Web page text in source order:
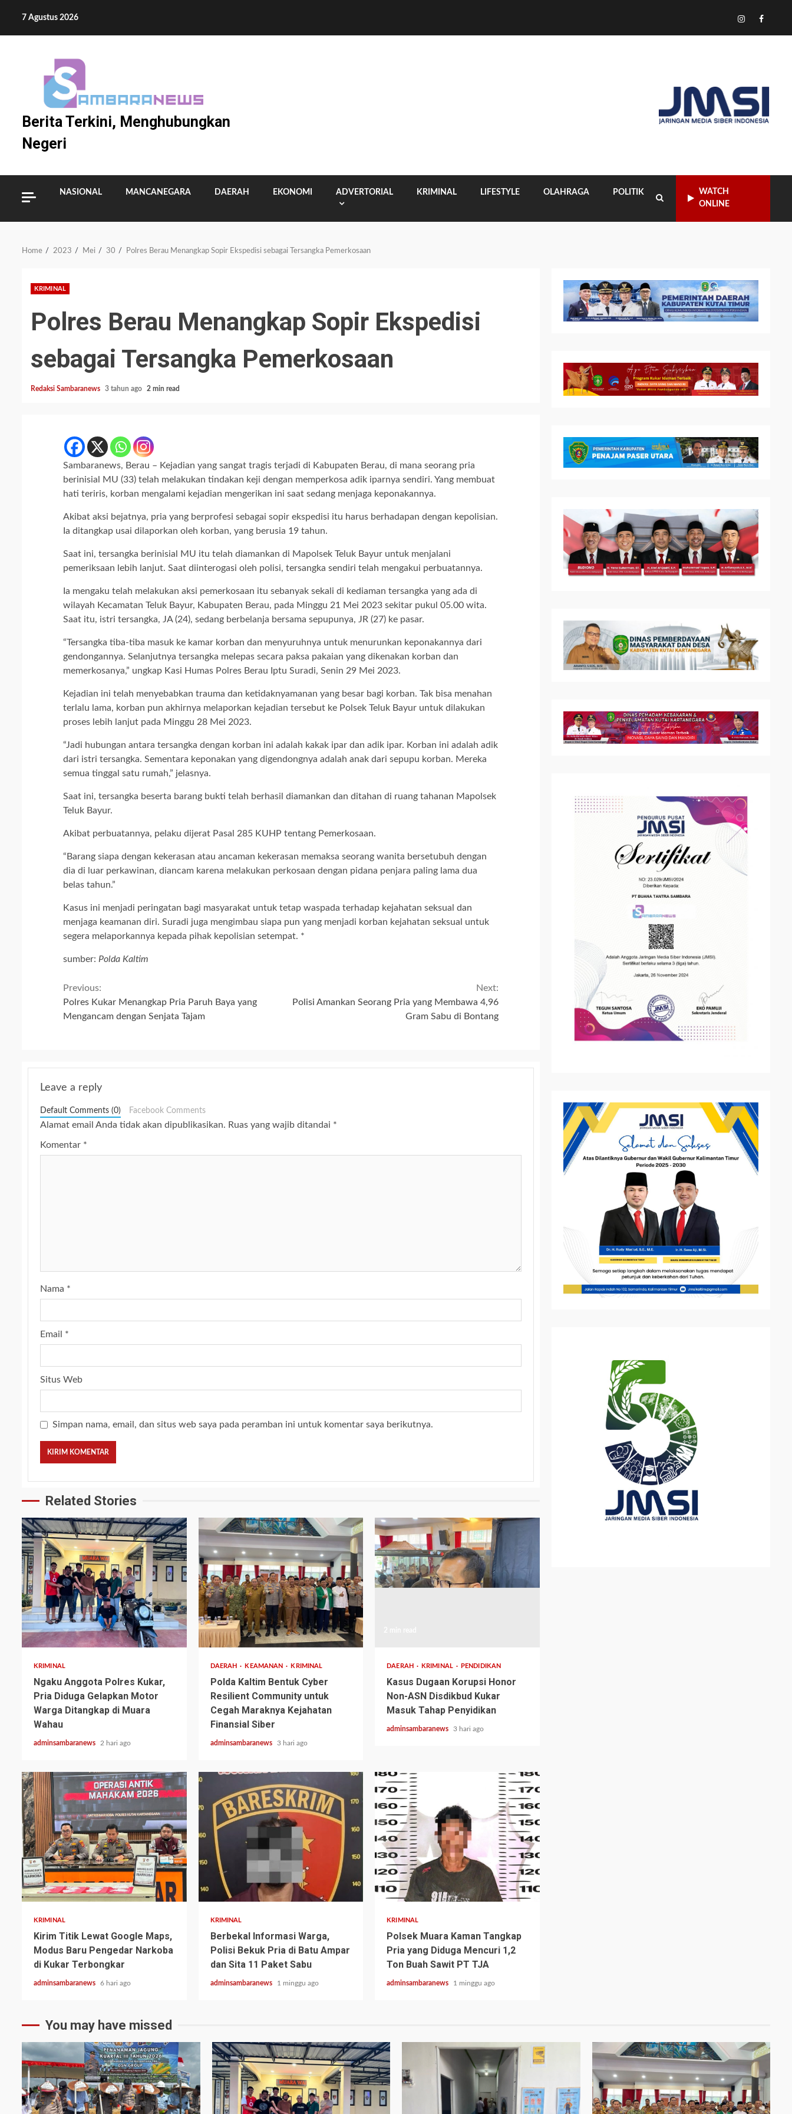
content
7 Agustus 2026 Tiktok
Instagram
Berita Terkini, Menghubungkan
Negeri
NASIONAL MANCANEGARA DAERAH EKONOMI ADVERTORIAL KRIMINAL LIFESTYLE OLAHRAGA POLITIK
WATCH
ONLINE
Home 2023 Mei 30 Polres Berau Menangkap Sopir Ekspedisi sebagai Tersangka Pemerkosaan
KRIMINAL
Polres Berau Menangkap Sopir Ekspedisi
sebagai Tersangka Pemerkosaan
Redaksi Sambaranews 3 tahun ago 2 min read
Sambaranews, Berau – Kejadian yang sangat tragis terjadi di Kabupaten Berau, di mana seorang pria
berinisial MU (33) telah melakukan tindakan keji dengan memperkosa adik iparnya sendiri. Yang membuat
hati teriris, korban mengalami kejadian mengerikan ini saat sedang menjaga keponakannya.
Akibat aksi bejatnya, pria yang berprofesi sebagai sopir ekspedisi itu harus berhadapan dengan kepolisian.
Ia ditangkap usai dilaporkan oleh korban, yang berusia 19 tahun.
Saat ini, tersangka berinisial MU itu telah diamankan di Mapolsek Teluk Bayur untuk menjalani
pemeriksaan lebih lanjut. Saat diinterogasi oleh polisi, tersangka sendiri telah mengakui perbuatannya.
Ia mengaku telah melakukan aksi pemerkosaan itu sebanyak sekali di kediaman tersangka yang ada di
wilayah Kecamatan Teluk Bayur, Kabupaten Berau, pada Minggu 21 Mei 2023 sekitar pukul 05.00 wita.
Saat itu, istri tersangka, JA (24), sedang berbelanja bersama sepupunya, JR (27) ke pasar.
“Tersangka tiba-tiba masuk ke kamar korban dan menyuruhnya untuk menurunkan keponakannya dari
gendongannya. Selanjutnya tersangka melepas secara paksa pakaian yang dikenakan korban dan
memerkosanya,” ungkap Kasi Humas Polres Berau Iptu Suradi, Senin 29 Mei 2023.
Kejadian ini telah menyebabkan trauma dan ketidaknyamanan yang besar bagi korban. Tak bisa menahan
terlalu lama, korban pun akhirnya melaporkan kejadian tersebut ke Polsek Teluk Bayur untuk dilakukan
proses lebih lanjut pada Minggu 28 Mei 2023.
“Jadi hubungan antara tersangka dengan korban ini adalah kakak ipar dan adik ipar. Korban ini adalah adik
dari istri tersangka. Sementara keponakan yang digendongnya adalah anak dari sepupu korban. Mereka
semua tinggal satu rumah,” jelasnya.
Saat ini, tersangka beserta barang bukti telah berhasil diamankan dan ditahan di ruang tahanan Mapolsek
Teluk Bayur.
Akibat perbuatannya, pelaku dijerat Pasal 285 KUHP tentang Pemerkosaan.
“Barang siapa dengan kekerasan atau ancaman kekerasan memaksa seorang wanita bersetubuh dengan
dia di luar perkawinan, diancam karena melakukan perkosaan dengan pidana penjara paling lama dua
belas tahun.”
Kasus ini menjadi peringatan bagi masyarakat untuk tetap waspada terhadap kejahatan seksual dan
menjaga keamanan diri. Suradi juga mengimbau siapa pun yang menjadi korban kejahatan seksual untuk
segera melaporkannya kepada pihak kepolisian setempat. *
sumber: Polda Kaltim
Continue
Reading
Previous:
Polres Kukar Menangkap Pria Paruh Baya yang
Mengancam dengan Senjata Tajam
Next:
Polisi Amankan Seorang Pria yang Membawa 4,96
Gram Sabu di Bontang
Leave a reply
Default Comments (0) Facebook Comments
Alamat email Anda tidak akan dipublikasikan. Ruas yang wajib ditandai *
Komentar *
Nama *
Email *
Situs Web
Simpan nama, email, dan situs web saya pada peramban ini untuk komentar saya berikutnya.
Related Stories
2 min read
KRIMINAL
Ngaku Anggota Polres Kukar,
Pria Diduga Gelapkan Motor
Warga Ditangkap di Muara
Wahau
adminsambaranews 2 hari ago
2 min read
DAERAH KEAMANAN KRIMINAL
Polda Kaltim Bentuk Cyber
Resilient Community untuk
Cegah Maraknya Kejahatan
Finansial Siber
adminsambaranews 3 hari ago
DAERAH KRIMINAL PENDIDIKAN
Kasus Dugaan Korupsi Honor
Non-ASN Disdikbud Kukar
Masuk Tahap Penyidikan
adminsambaranews 3 hari ago
3 min read
KRIMINAL
Kirim Titik Lewat Google Maps,
Modus Baru Pengedar Narkoba
di Kukar Terbongkar
adminsambaranews 6 hari ago
2 min read
KRIMINAL
Berbekal Informasi Warga,
Polisi Bekuk Pria di Batu Ampar
dan Sita 11 Paket Sabu
adminsambaranews 1 minggu ago
2 min read
KRIMINAL
Polsek Muara Kaman Tangkap
Pria yang Diduga Mencuri 1,2
Ton Buah Sawit PT TJA
adminsambaranews 1 minggu ago
You may have missed